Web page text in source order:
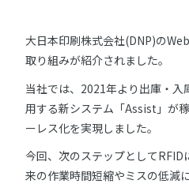
大日本印刷株式会社(DNP)の
取り組みが紹介されました。
当社では、2021年より出庫・
用する新システム「Assist」が
ーレス化を実現しました。
今回、次のステップとして
来の作業時間短縮やミスの低減